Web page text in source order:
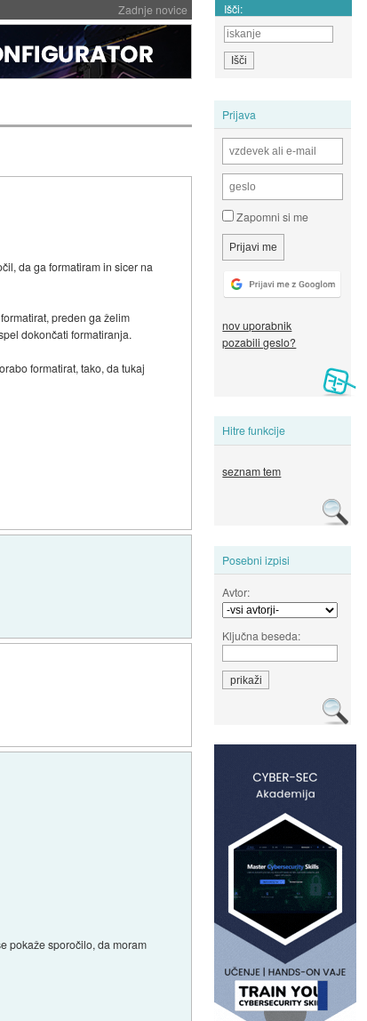
Zadnje novice Išči:
Prijava
Zapomni si me
nov uporabnik
pozabili geslo?
Hitre funkcije
seznam tem
Posebni izpisi
Avtor:
Ključna beseda:
da ga formatiram in sicer na
preden ga želim
dokončati formatiranja.
formatirat, tako, da tukaj
pokaže sporočilo, da moram